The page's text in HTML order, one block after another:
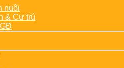
nuôi
& Cư trú